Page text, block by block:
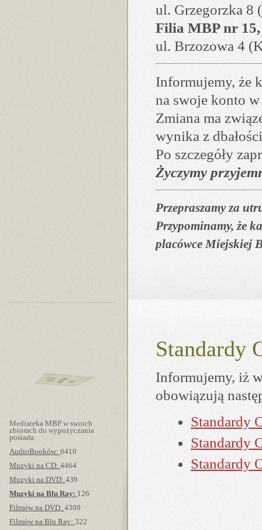
ul. Grzegorzka 8
Filia MBP nr 15,
ul. Brzozowa 4
Informujemy, że
na swoje konto
Zmiana ma
wynika z
Po szczegóły
Życzymy
Przepraszamy za
Przypominamy, że
placówce Miejskiej
Czy
wiesz,
że
Czy
wiesz,
że
Mediateka MBP w swoich
zbiorach do wypożyczania
posiada:
AudioBooków: 6410
Muzyki na CD: 4464
Muzyki na DVD: 439
Muzyki na Blu Ray: 126
Filmów na DVD: 4309
Filmów na Blu Ray: 322
Standardy
Informujemy, iż
obowiązują
Standardy
Standardy
Standardy